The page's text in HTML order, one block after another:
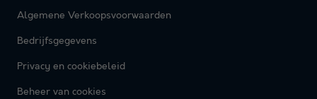
Algemene Verkoopsvoorwaarden
Bedrijfsgegevens
Privacy en cookiebeleid
Beheer van cookies